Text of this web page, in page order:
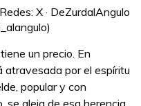
X · DeZurdalAngulo
un precio. En
por el espíritu
popular y con